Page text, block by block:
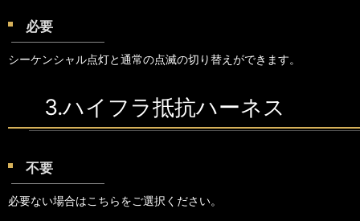
必要
シーケンシャル点灯と通常の点滅の切り替えができます。
3.ハイフラ抵抗ハーネス
不要
必要ない場合はこちらをご選択ください。